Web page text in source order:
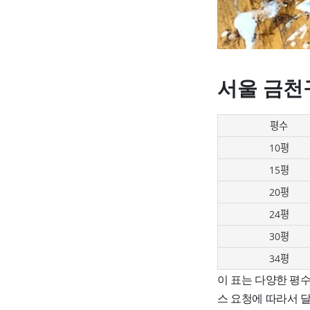
서울 금천
평수
10평
15평
20평
24평
30평
34평
이 표는 다양한 평
스 요청에 따라서